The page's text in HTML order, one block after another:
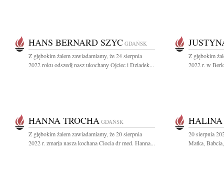
HANS BERNARD SZYC GDAŃSK
Z głębokim żalem zawiadamiamy, że 24 sierpnia
2022 roku odszedł nasz ukochany Ojciec i Dziadek...
Z głębokim
2022 r. w
HANNA TROCHA GDAŃSK
Z głębokim żalem zawiadamiamy, że 20 sierpnia
2022 r. zmarła nasza kochana Ciocia dr med. Hanna...
20 sierpnia
Matka,